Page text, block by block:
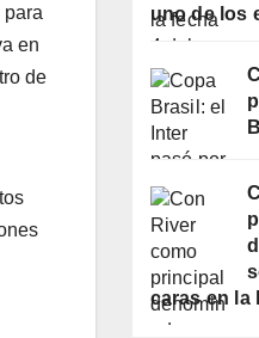
para
en
de
uno de los
caras en la